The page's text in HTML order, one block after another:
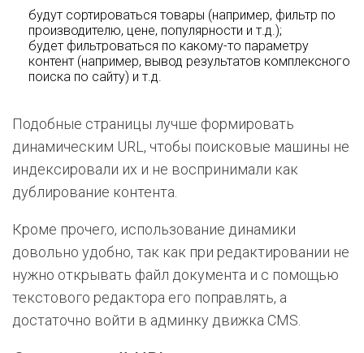
будут сортироваться товары (например, фильтр по
производителю, цене, популярности и т.д.);
будет фильтроваться по какому-то параметру
контент (например, вывод результатов комплексного
поиска по сайту) и т.д.
Подобные страницы лучше формировать
динамическим URL, чтобы поисковые машины не
индексировали их и не воспринимали как
дублирование контента.
Кроме прочего, использование динамики
довольно удобно, так как при редактировании не
нужно открывать файл документа и с помощью
текстового редактора его поправлять, а
достаточно войти в админку движка CMS.